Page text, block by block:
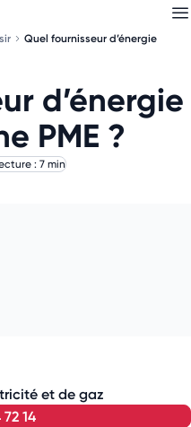
Quel fournisseur d’énergie
d’énergie
PME ?
: 7 min
et de gaz
72 14
intéressent